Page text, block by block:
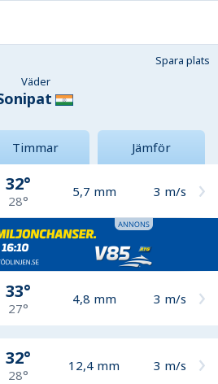
Spara plats
Väder
Timmar Jämför
32°
28°
5,7 mm 3 m/s
33°
27°
4,8 mm 3 m/s
32°
28°
12,4 mm 3 m/s